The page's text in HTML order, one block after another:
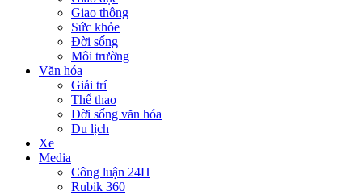
Giao thông
Sức khỏe
Đời sống
Môi trường
Văn hóa
Giải trí
Thể thao
Đời sống văn hóa
Du lịch
Xe
Media
Công luận 24H
Rubik 360